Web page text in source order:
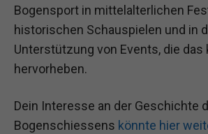
Bogensport in mittelalterlichen
historischen Schauspielen und in
Unterstützung von Events, die das
hervorheben.
Dein Interesse an der Geschichte
Bogenschiessens könnte hier